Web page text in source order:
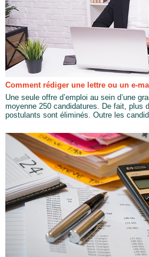
Comment rédiger une lettre ou un e-
Une seule offre d’emploi au sein d’une
moyenne 250 candidatures. De fait, plus
postulants sont éliminés. Outre les